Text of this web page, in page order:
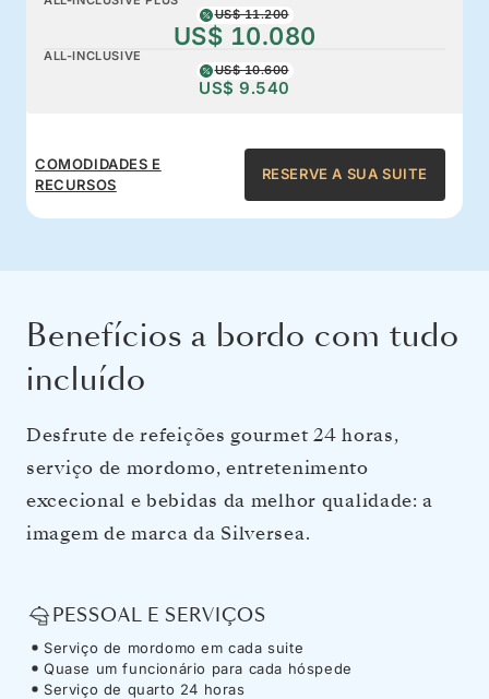
US$ 11.200
US$ 10.080
ALL-INCLUSIVE
US$ 10.600
US$ 9.540
COMODIDADES E
RECURSOS
RESERVE A SUA SUITE
Benefícios a bordo com tudo
incluído
Desfrute de refeições gourmet 24 horas,
serviço de mordomo, entretenimento
excecional e bebidas da melhor qualidade: a
imagem de marca da Silversea.
PESSOAL E SERVIÇOS
Serviço de mordomo em cada suite
Quase um funcionário para cada hóspede
Serviço de quarto 24 horas